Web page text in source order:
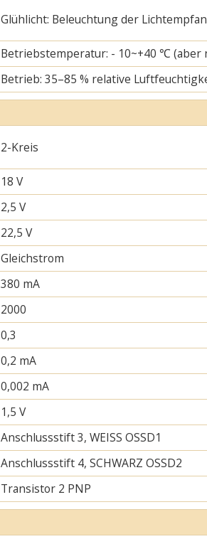
Glühlicht: Beleuchtung der
Betriebstemperatur: - 10~+40 ℃
Betrieb: 35–85 % relative
2-Kreis
18 V
2,5 V
22,5 V
Gleichstrom
380 mA
2000
0,3
0,2 mA
0,002 mA
1,5 V
Anschlussstift 3, WEISS OSSD1
Anschlussstift 4, SCHWARZ OSSD2
Transistor 2 PNP